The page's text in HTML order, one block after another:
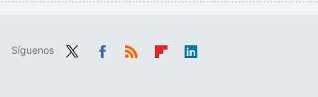
Síguenos